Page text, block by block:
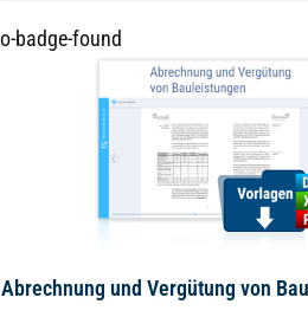
Abrechnung und Vergütung von